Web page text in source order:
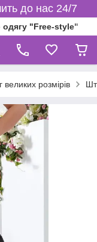
до нас 24/7
одягу "Free-style"
розмірів